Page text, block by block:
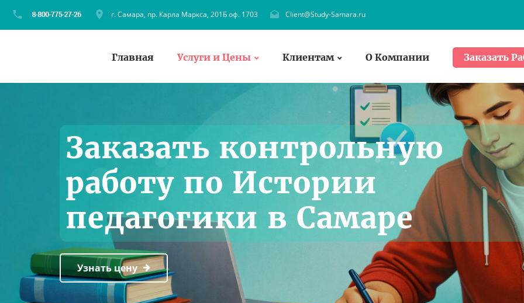
г. Самара, пр. Карла Маркса, 201Б оф. 1703 Client@Study-Samara.ru
Главная Услуги и Цены Клиентам О Компании Заказать
Заказать контрольную
работу по Истории
педагогики в Самаре
Узнать цену